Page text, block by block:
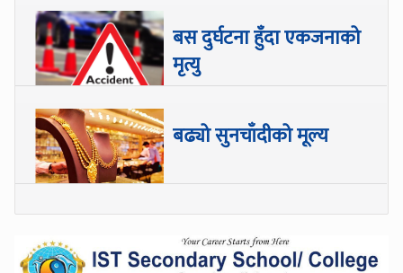
बस दुर्घटना हुँदा एकजनाको
मृत्यु
बढ्यो सुनचाँदीको मूल्य